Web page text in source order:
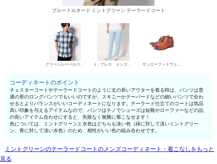
ブルートルネード ミントグリーン テーラードコート
グリーンレーベルリラクシング シャツ J．プレス メンズ チノパン・綿パン サンエーフットウェア 短靴・レザーシューズ
コーディネートのポイント
チェスターコートやテーラードコートのように丈の長いアウターを着る時は、パンツは普
通の形のロングパンツでもいいのですが、スキニーかテーパードなどの細いパンツで合わ
せるとよりバランスがいいコーディネートになります。テーラード仕立てのコートは気品
高い印象を与えるアイテムなので、パンツはチノでシューズは短靴やローファーなどの品
の良いアイテム合わせにすると、失敗なく無難に着こなせます！
色については、ミントグリーンと水色はどちらも淡い色（緑に対して淡いミントグリー
ン、青に対して淡い水色）のため、相性がいい色の組み合わせです。
ミントグリーンのテーラードコートのメンズコーディネート・着こなしをもっと
見る